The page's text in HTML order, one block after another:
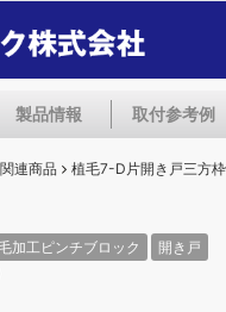
製品情報 取付参考例
連商品 植毛7-D片開き戸三方枠
加工ピンチブロック 開き戸